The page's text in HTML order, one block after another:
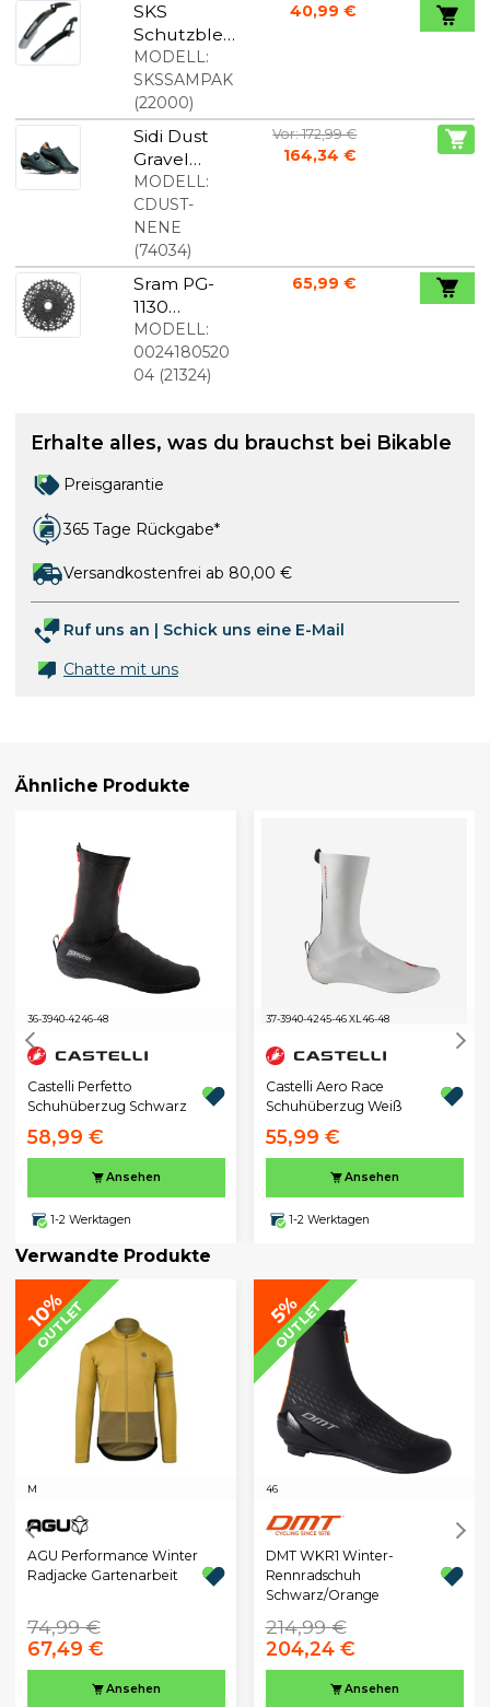
SKS
Schutzblec
hset mit
Shockblade
II + X-Blade
28/29"
MODELL:
SKSSAMPAK
(22000)
40,99 €
Sidi Dust
Gravel
Radschuhe
Schwarz
MODELL:
CDUST-
NENE
(74034)
Vor: 172,99 €
164,34 €
Sram PG-
1130
Kassette 11
Gang 11-42
MODELL:
0024180520
04(21324)
65,99 €
Erhalte alles, was du brauchst bei Bikable
Preisgarantie
365 Tage Rückgabe*
Versandkostenfrei ab 80,00 €
Ruf uns an
Schick uns eine E-Mail
Chatte mit uns
Ähnliche Produkte
36-3940-4246-48
Castelli Perfetto
Schuhüberzug Schwarz
58,99 €
Ansehen
1-2 Werktagen
37-3940-4245-46 XL46-48
Castelli Aero Race
Schuhüberzug Weiß
55,99 €
Ansehen
1-2 Werktagen
Verwandte Produkte
10%
OUTLET
M
AGU Performance Winter
Radjacke Gartenarbeit
74,99 €
67,49 €
Ansehen
5%
OUTLET
46
DMT WKR1 Winter-
Rennradschuh
Schwarz/Orange
214,99 €
204,24 €
Ansehen